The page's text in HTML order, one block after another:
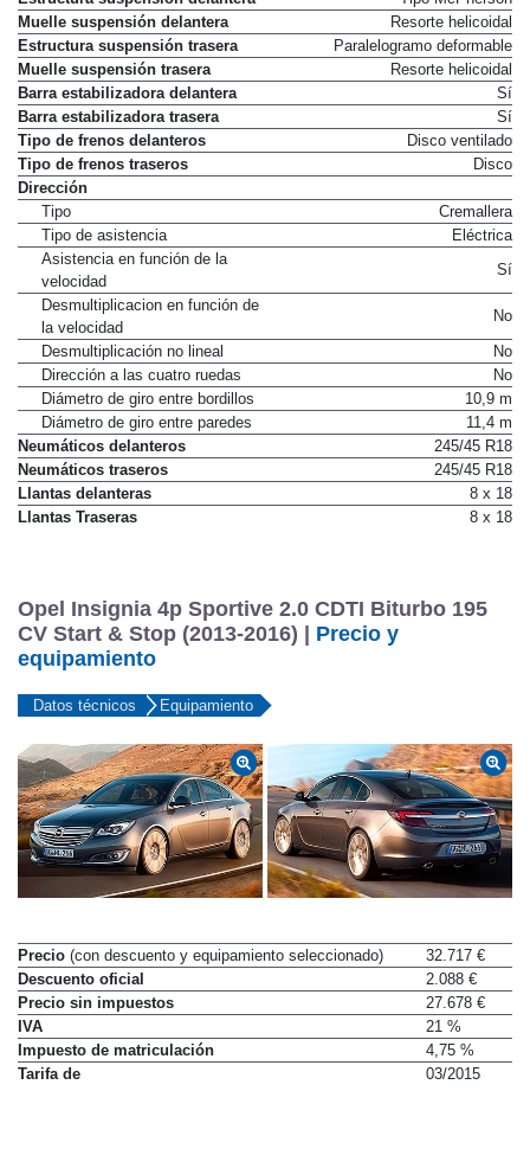
Estructura suspensión delantera
Tipo McPherson
Muelle suspensión delantera
Resorte helicoidal
Estructura suspensión trasera
Paralelogramo deformable
Muelle suspensión trasera
Resorte helicoidal
Barra estabilizadora delantera
Sí
Barra estabilizadora trasera
Sí
Tipo de frenos delanteros
Disco ventilado
Tipo de frenos traseros
Dirección
Tipo
Cremallera
Tipo de asistencia
Asistencia en función de la
velocidad
Sí
Desmultiplicacion en función de
la velocidad
No
Desmultiplicación no lineal
No
Dirección a las cuatro ruedas
No
Diámetro de giro entre bordillos
10,9 m
Diámetro de giro entre paredes
11,4 m
Neumáticos delanteros
245/45 R18
Neumáticos traseros
245/45 R18
Llantas delanteras
8 x 18
Opel Insignia 4p Sportive 2.0 CDTI Biturbo 195
CV Start & Stop (2013-2016) |
Precio y
equipamiento
Precio(con descuento y equipamiento seleccionado)
32.717 €
Descuento oficial
2.088 €
Precio sin impuestos
27.678 €
IVA
21 %
Impuesto de matriculación
4,75 %